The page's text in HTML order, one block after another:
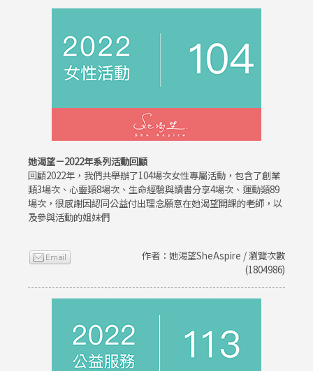
她渴望－2022年系列活動回顧
回顧2022年，我們共舉辦了104場次女性專屬活動，包含了創業
類3場次、心靈類8場次、生命經驗與讀書分享4場次、運動類89
場次，很感謝因認同公益付出理念願意在她渴望開課的老師，以
及參與活動的姐妹們
作者：她渴望SheAspire / 瀏覽次數
(1804986)